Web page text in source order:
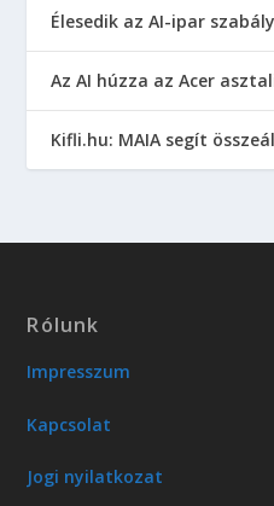
Élesedik az AI-ipar
Az AI húzza az Acer
Kifli.hu: MAIA segít
Rólunk
Impresszum
Kapcsolat
Jogi nyilatkozat